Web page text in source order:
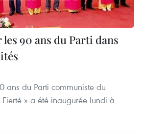
90 ans du Parti dans
ans du Parti communiste du
» a été inaugurée lundi à